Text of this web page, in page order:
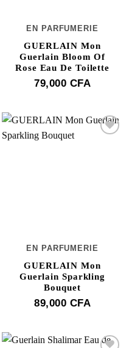
EN PARFUMERIE
GUERLAIN Mon
Guerlain Bloom Of
Rose Eau De Toilette
79,000 CFA
EN PARFUMERIE
GUERLAIN Mon
Guerlain Sparkling
Bouquet
89,000 CFA